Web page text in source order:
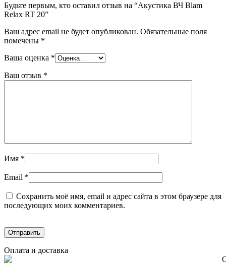
Будьте первым, кто оставил отзыв на “Акустика ВЧ Blam
Relax RT 20”
Ваш адрес email не будет опубликован. Обязательные поля
помечены *
Ваша оценка *
Ваш отзыв *
Имя *
Email *
Сохранить моё имя, email и адрес сайта в этом браузере для
последующих моих комментариев.
Оплата и доставка